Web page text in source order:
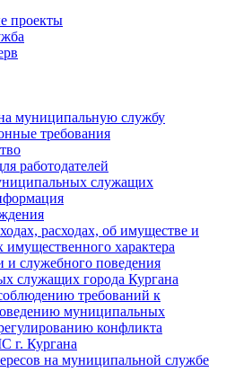
проекты
муниципальную службу
требования
работодателей
служащих
расходах, об имуществе и
имущественного характера
и служебного поведения
служащих города Кургана
требований к
муниципальных
конфликта
г. Кургана
на муниципальной службе